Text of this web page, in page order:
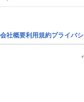
会社概要利用規約プライバ